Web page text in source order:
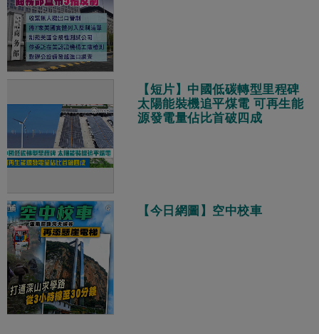
【短片】中國低碳轉型里程碑
太陽能裝機追平煤電 可再生能
源發電量佔比首破四成
【今日網圖】空中校車